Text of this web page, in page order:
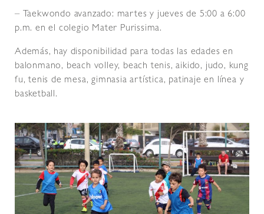
– Taekwondo avanzado: martes y jueves de 5:00 a 6:00
p.m. en el colegio Mater Purissima.
Además, hay disponibilidad para todas las edades en
balonmano, beach volley, beach tenis, aikido, judo, kung
fu, tenis de mesa, gimnasia artística, patinaje en línea y
basketball.